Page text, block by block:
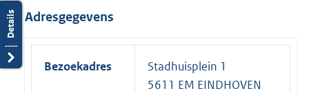
Adresgegevens
Bezoekadres
Stadhuisplein 1
5611 EM EINDHOVEN